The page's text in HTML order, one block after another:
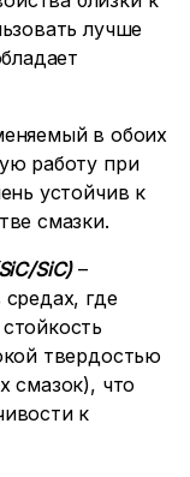
лучше
в обоих
работу при
устойчив к
смазки.
/SiC)–
где
твердостью
смазок), что
к